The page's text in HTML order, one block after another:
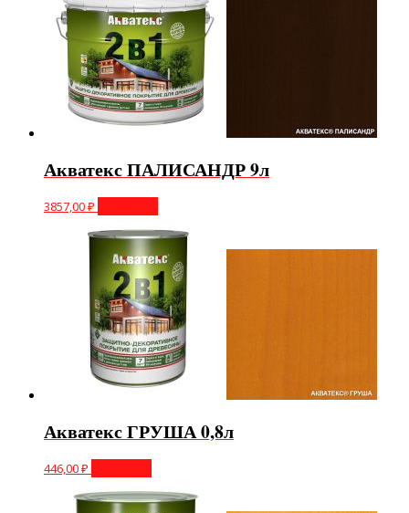
Акватекс ПАЛИСАНДР 9л
3857,00₽
Акватекс ГРУША 0,8л
446,00₽